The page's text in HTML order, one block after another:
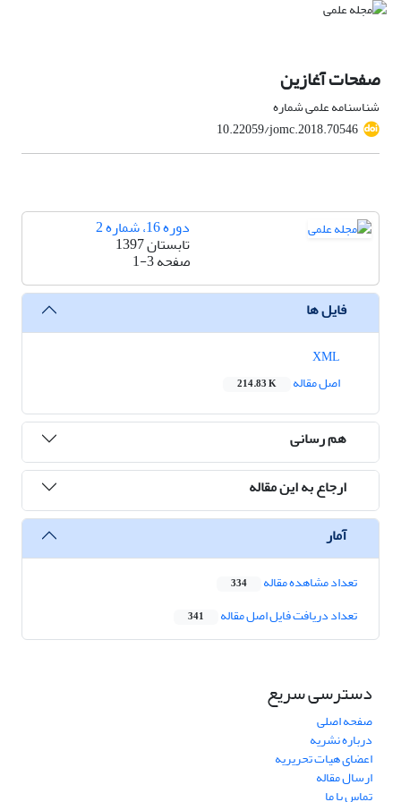
صفحات آغازین
شناسنامه علمی شماره
10.22059/jomc.2018.70546
دوره 16، شماره 2
تابستان 1397
صفحه1-3
فایل ها
اصل مقاله
214.83 K
هم رسانی
ارجاع به این مقاله
آمار
تعداد مشاهده مقاله 334
تعداد دریافت فایل اصل مقاله 341
دسترسی سریع
صفحه اصلی
درباره نشریه
اعضای هیات تحریریه
ارسال مقاله
تماس با ما